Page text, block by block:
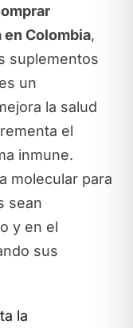
en Colombia,
suplementos
un
la salud
el
inmune.
molecular para
sean
y en el
sus
la